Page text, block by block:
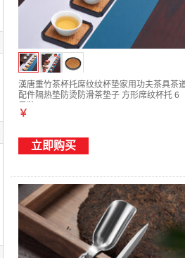
漢唐重竹茶杯托席纹纹杯垫家用功夫茶具茶
配件隔热垫防烫防滑茶垫子 方形席纹杯托 6
￥
立即购买